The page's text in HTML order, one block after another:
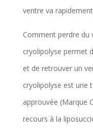
ventre va
Comment perdre du
cryolipolyse permet
et de retrouver un
cryolipolyse est une
approuvée (Marque
recours à la